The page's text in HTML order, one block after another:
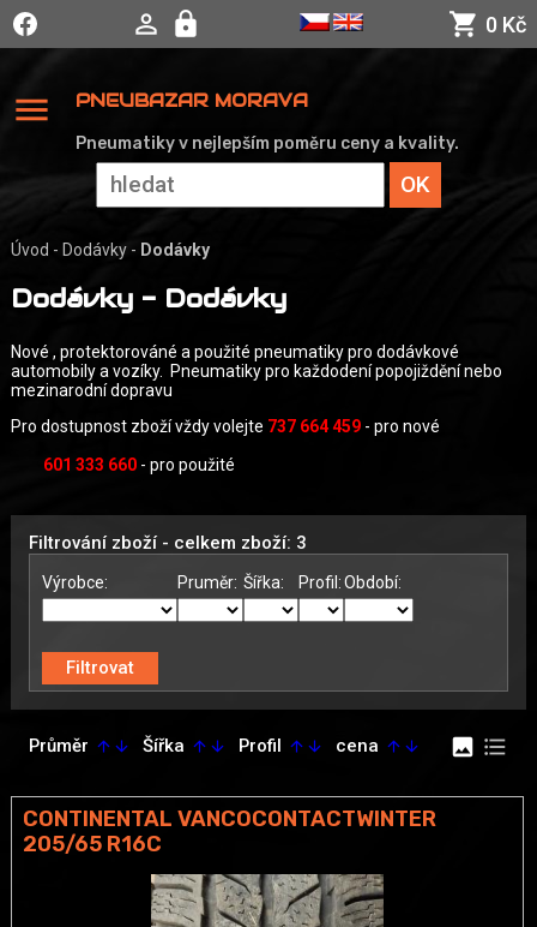
0 Kč
menu PNEUBAZAR MORAVA
Pneumatiky v nejlepším poměru ceny a kvality.
Úvod - Dodávky- Dodávky
Dodávky - Dodávky
Nové , protektorováné a použité pneumatiky pro dodávkové
automobily a vozíky. Pneumatiky pro každodení popojiždění nebo
mezinarodní dopravu
Pro dostupnost zboží vždy volejte 737 664 459- pro nové
601 333 660- pro použité
Filtrování zboží - celkem zboží: 3
Výrobce: Pruměr: Šířka: Profil:Období:
Průměr arrow_upward arrow_downward Šířka arrow_upward arrow_downward Profil arrow_upward arrow_downward cena arrow_upward arrow_downward image format_list_bulleted
CONTINENTAL VANCOCONTACTWINTER
205/65 R16C